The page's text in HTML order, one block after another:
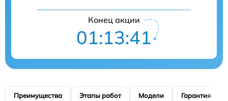
Конец акции
01:13:41
Преимущества Этапы работ Модели Гарантия